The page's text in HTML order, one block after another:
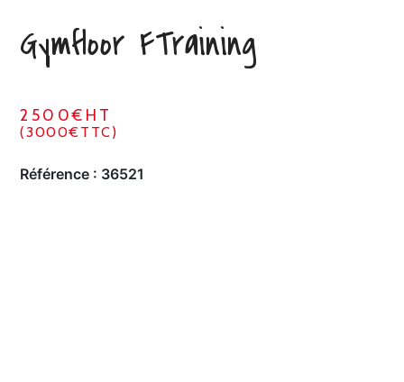
Gymfloor FTraining
2500€HT
(3000€TTC)
Référence : 36521